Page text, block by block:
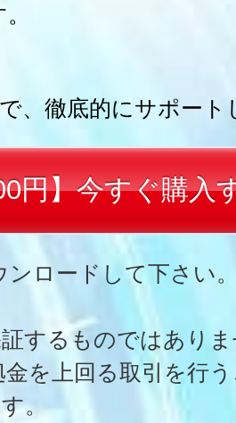
、徹底的にサポート
円】今すぐ購入
ンロードして下さい
するものではあり
を上回る取引を行
。